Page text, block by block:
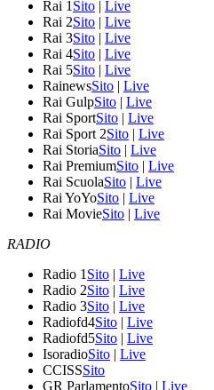
Rai 1 Sito | Live
Rai 2Sito | Live
Rai 3Sito | Live
Rai 4Sito | Live
Rai 5Sito | Live
RainewsSito | Live
Rai GulpSito | Live
Rai SportSito | Live
Rai Sport 2Sito | Live
Rai StoriaSito | Live
Rai PremiumSito | Live
Rai ScuolaSito | Live
Rai YoYoSito | Live
Rai MovieSito | Live
RADIO
Radio 1 Sito | Live
Radio 2Sito | Live
Radio 3Sito | Live
Radiofd4Sito | Live
Radiofd5Sito | Live
IsoradioSito | Live
CCISSSito
GR ParlamentoSito | Live